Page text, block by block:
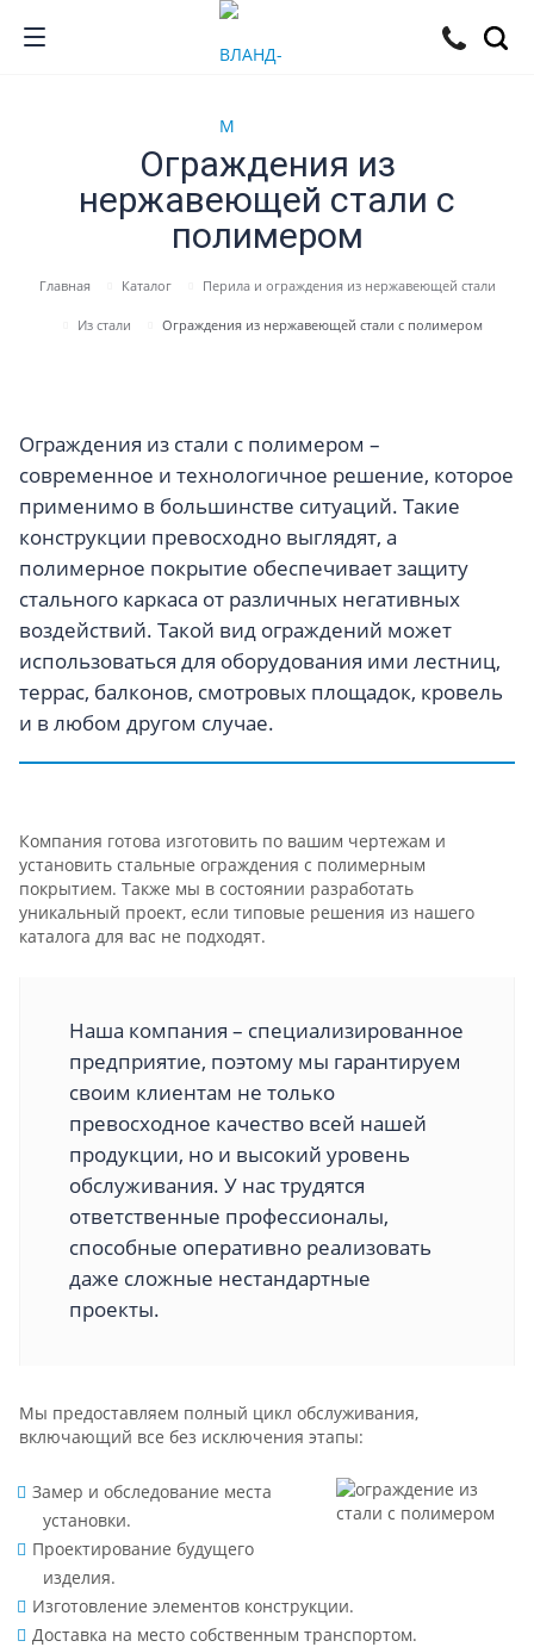
Ограждения из
нержавеющей стали с
полимером
Главная Каталог Перила и ограждения из нержавеющей стали
Из стали Ограждения из нержавеющей стали с полимером
Ограждения из стали с полимером –
современное и технологичное решение, которое
применимо в большинстве ситуаций. Такие
конструкции превосходно выглядят, а
полимерное покрытие обеспечивает защиту
стального каркаса от различных негативных
воздействий. Такой вид ограждений может
использоваться для оборудования ими лестниц,
террас, балконов, смотровых площадок, кровель
и в любом другом случае.
Компания готова изготовить по вашим чертежам и
установить стальные ограждения с полимерным
покрытием. Также мы в состоянии разработать
уникальный проект, если типовые решения из нашего
каталога для вас не подходят.
Наша компания – специализированное
предприятие, поэтому мы гарантируем
своим клиентам не только
превосходное качество всей нашей
продукции, но и высокий уровень
обслуживания. У нас трудятся
ответственные профессионалы,
способные оперативно реализовать
даже сложные нестандартные
проекты.
Мы предоставляем полный цикл обслуживания,
включающий все без исключения этапы:
Замер и обследование места
установки.
Проектирование будущего
изделия.
Изготовление элементов конструкции.
Доставка на место собственным транспортом.